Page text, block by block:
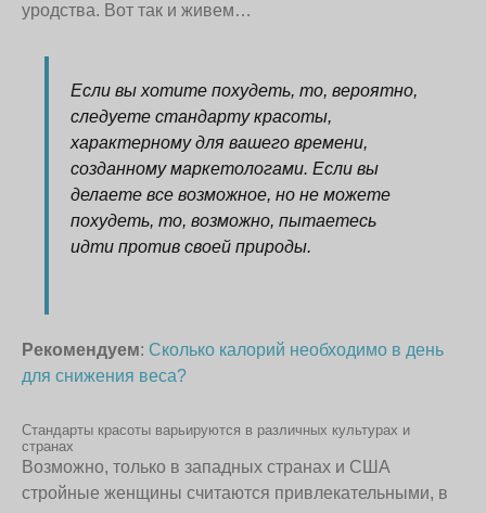
уродства. Вот так и живем…
Если вы хотите похудеть, то, вероятно,
следуете стандарту красоты,
характерному для вашего времени,
созданному маркетологами. Если вы
делаете все возможное, но не можете
похудеть, то, возможно, пытаетесь
идти против своей природы.
Рекомендуем: Сколько калорий необходимо в день
для снижения веса?
Стандарты красоты варьируются в различных культурах и
странах
Возможно, только в западных странах и США
стройные женщины считаются привлекательными, в